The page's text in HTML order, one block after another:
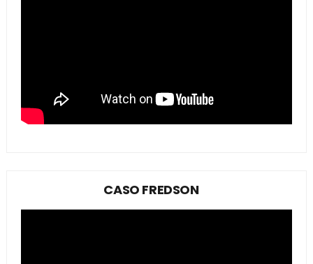
CASO FREDSON